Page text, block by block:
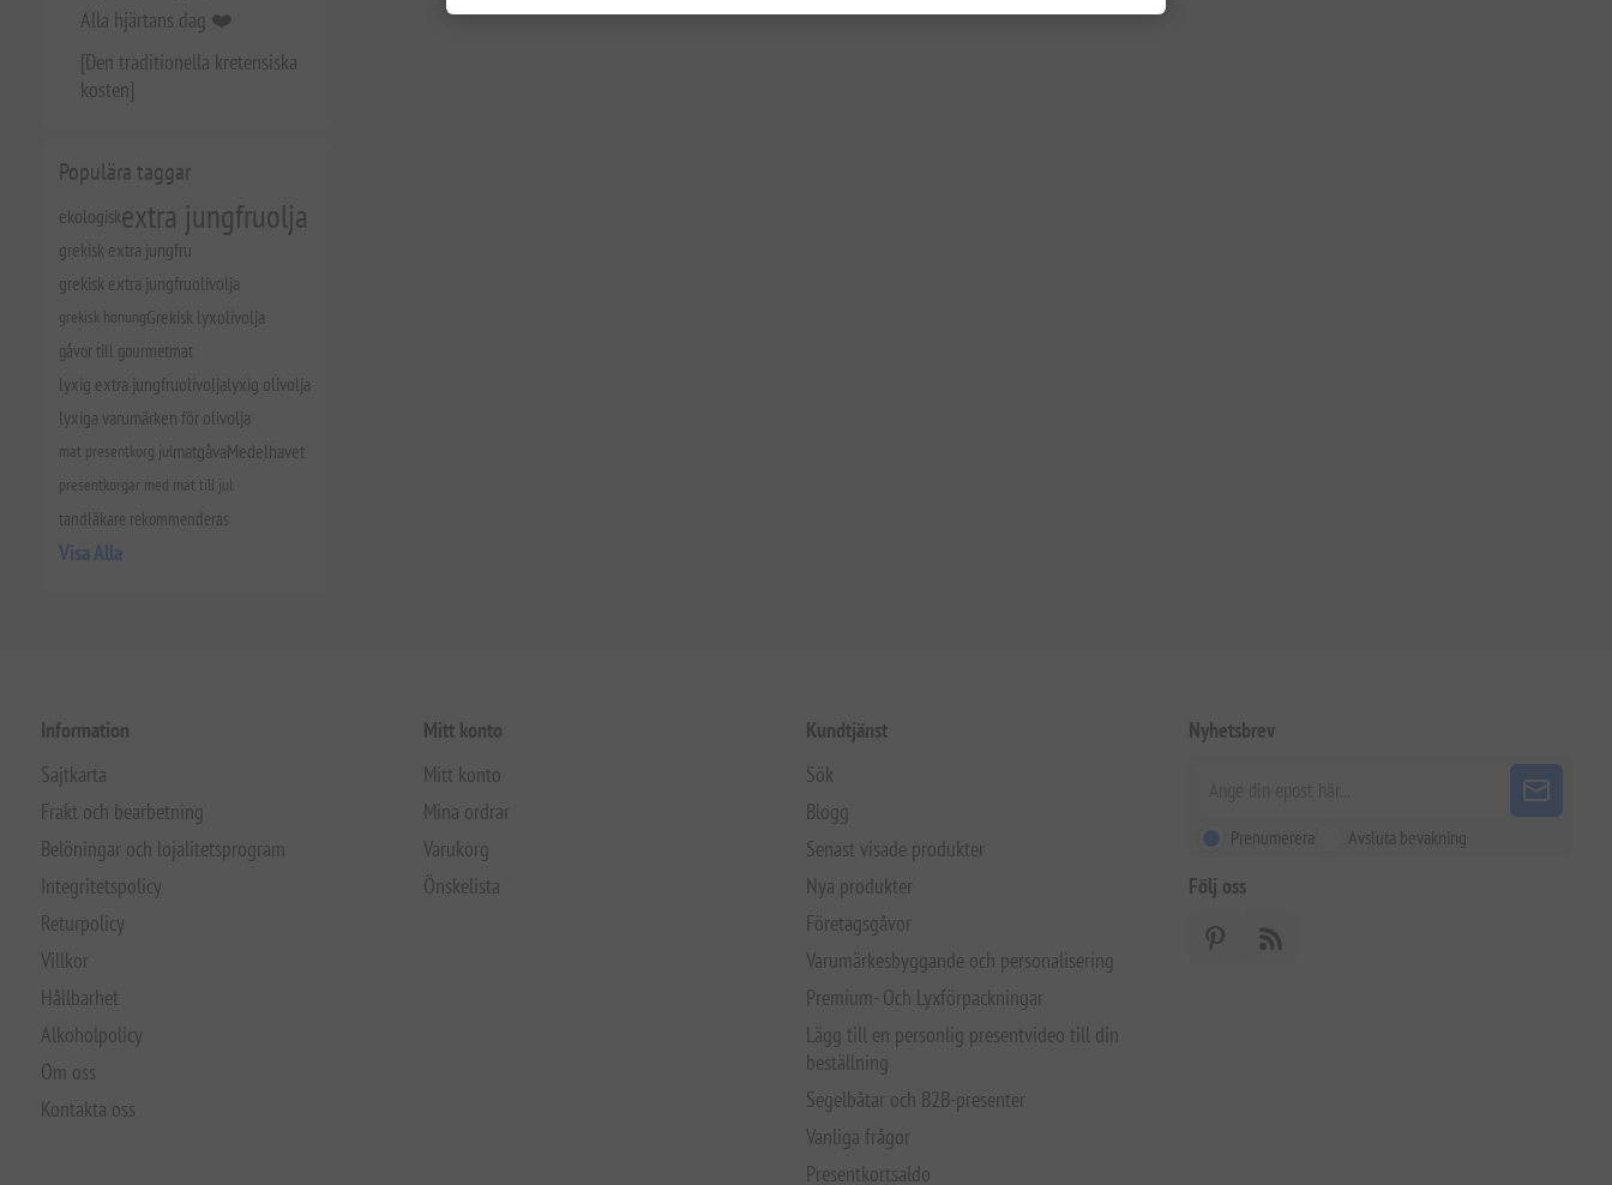
Alla hjärtans dag ❤️
[Den traditionella kretensiska
kosten]
Populära taggar
ekologiskextra jungfruolja
grekisk extra jungfru
grekisk extra jungfruolivolja
grekisk honungGrekisk lyxolivolja
gåvor till gourmetmat
lyxig extra jungfruolivoljalyxig olivolja
lyxiga varumärken för olivolja
mat presentkorg julmatgåvaMedelhavet
presentkorgar med mat till jul
tandläkare rekommenderas
Visa Alla
Information
Sajtkarta
Frakt och bearbetning
Belöningar och lojalitetsprogram
Integritetspolicy
Returpolicy
Villkor
Hållbarhet
Alkoholpolicy
Om oss
Kontakta oss
Mitt konto
Mitt konto
Mina ordrar
Varukorg
Önskelista
Kundtjänst
Sök
Blogg
Senast visade produkter
Nya produkter
Företagsgåvor
Varumärkesbyggande och personalisering
Premium- Och Lyxförpackningar
Lägg till en personlig presentvideo till din
beställning
Segelbåtar och B2B-presenter
Vanliga frågor
Presentkortsaldo
Nyhetsbrev
Prenumerera Avsluta bevakning
Följ oss